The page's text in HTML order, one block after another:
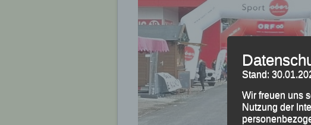
Stand:
Wir freuen uns
Nutzung der